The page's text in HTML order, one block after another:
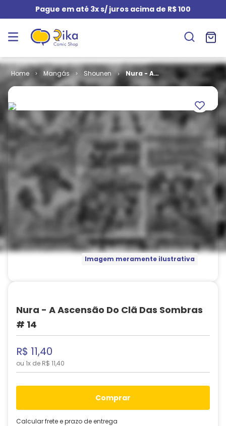
Pague em até 3x s/ juros acima de R$ 100
Mangás Shounen
Nura - A
Ascensão do
Imagem meramente ilustrativa
Nura - A Ascensão Do Clã Das Sombras
# 14
R$ 11,40
ou 1x de R$ 11,40
comprar
Calcular frete e prazo de entrega